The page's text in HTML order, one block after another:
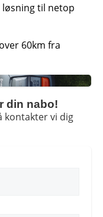
løsning til netop
60km fra
din nabo!
kontakter vi dig